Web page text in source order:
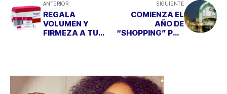
ANTERIOR
REGALA
VOLUMEN Y
FIRMEZA A TU
SIGUIENTE
COMIENZA EL
AÑO DE
“SHOPPING” POR